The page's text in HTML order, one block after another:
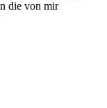
die von mir